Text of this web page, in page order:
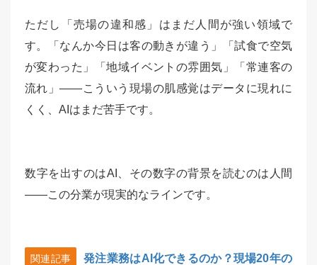
ただし「売場の違和感」はまだ人間が強い領域で
す。「なんか今日は客の動きが違う」「試食で空気
が変わった」「地域イベントの雰囲気」「常連客の
流れ」——こういう現場の肌感覚はデータに現れに
くく、AIはまだ苦手です。
数字を出すのはAI、その数字の背景を読むのは人間
——この分業が現実的なラインです。
関連記事
発注業務はAI化できるのか？現場20年の